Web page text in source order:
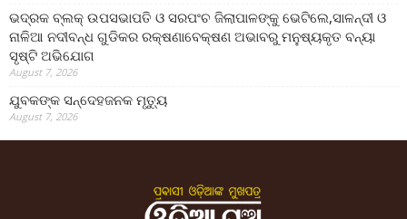
ଭଦ୍ରକ ବ୍ଲକ୍ ଉପସଭାପତି ଓ ସରପଂଚ ଜିଲାପାଳଙ୍କୁ ଭେଟିଲେ,ସାଳନ୍ଦୀ ଓ
ନାଳିଆ ନଦୀବନ୍ଧ ଗୁଡିକର ରକ୍ଷଣାବେକ୍ଷଣ ଅଭାବରୁ ମନୁଷ୍ୟକୃତ ବନ୍ୟା
ସୃଷ୍ଟି ଅଭିଯୋଗ
August 7, 2026
ଯୁବକଙ୍କ ସନ୍ଦେହଜନକ ମୃତ୍ୟୁ
August 7, 2026